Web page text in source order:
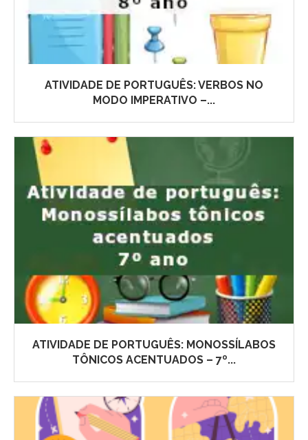
ATIVIDADE DE PORTUGUÊS: VERBOS NO
MODO IMPERATIVO –...
ATIVIDADE DE PORTUGUÊS: MONOSSÍLABOS
TÔNICOS ACENTUADOS – 7º...